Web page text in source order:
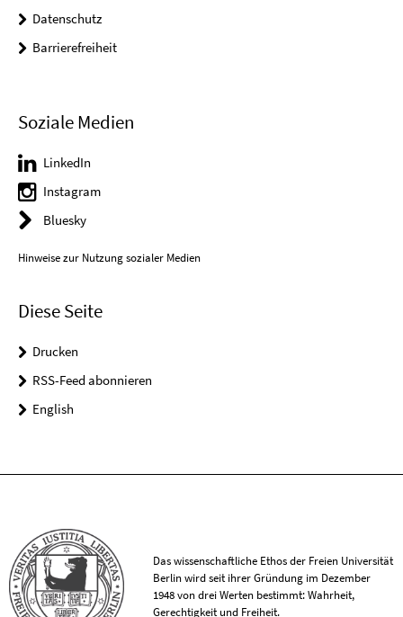
Datenschutz
Barrierefreiheit
Soziale Medien
LinkedIn
Instagram
Bluesky
Hinweise zur Nutzung sozialer Medien
Diese Seite
Drucken
RSS-Feed abonnieren
English
Das wissenschaftliche Ethos der Freien Universität
Berlin wird seit ihrer Gründung im Dezember
1948 von drei Werten bestimmt: Wahrheit,
Gerechtigkeit und Freiheit.